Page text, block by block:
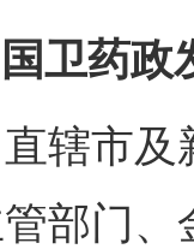
国卫药政
辖市
部门